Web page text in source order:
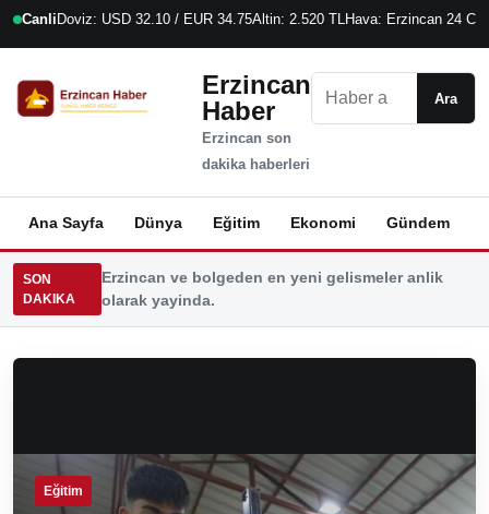
Canli Doviz: USD 32.10 / EUR 34.75Altin: 2.520 TLHava: Erzincan 24 C
Erzincan
Haber
Erzincan son
dakika haberleri
Ara
Ana Sayfa Dünya Eğitim Ekonomi Gündem
SON
DAKIKA
Erzincan ve bolgeden en yeni gelismeler anlik
olarak yayinda.
Eğitim